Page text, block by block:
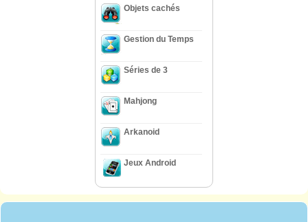
Objets cachés
Gestion du Temps
Séries de 3
Mahjong
Arkanoid
Jeux Android